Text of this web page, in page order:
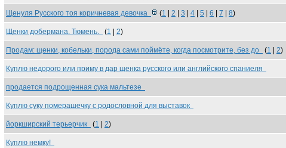
Щенуля Русского тоя коричневая девочка (1 2 3 4 5 6 7 8)
Щенки добермана. Тюмень. (1 2)
Продам: щенки, кобельки, порода сами поймёте, когда посмотрите, без до (1 2)
Куплю недорого или приму в дар щенка русского или английского спаниеля
продается подрощенная сука мальтезе
Куплю суку померашечку с родословной для выставок
йоркширский терьерчик (1 2)
Куплю немку!